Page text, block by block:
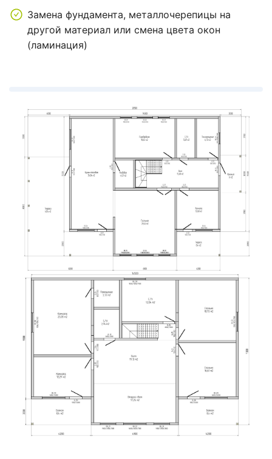
Замена фундамента, металлочерепицы на
другой материал или смена цвета окон
(ламинация)